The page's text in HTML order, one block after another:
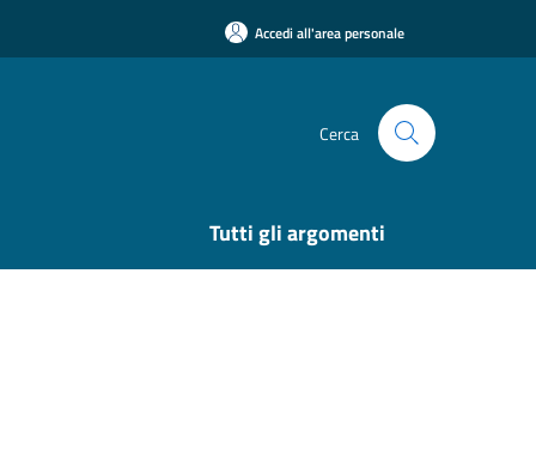
Accedi all'area personale
Cerca
Tutti gli argomenti